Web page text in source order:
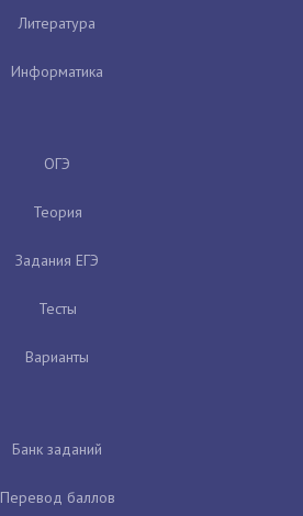
Литература
Информатика
ОГЭ
Теория
Задания ЕГЭ
Тесты
Варианты
Банк заданий
Перевод баллов